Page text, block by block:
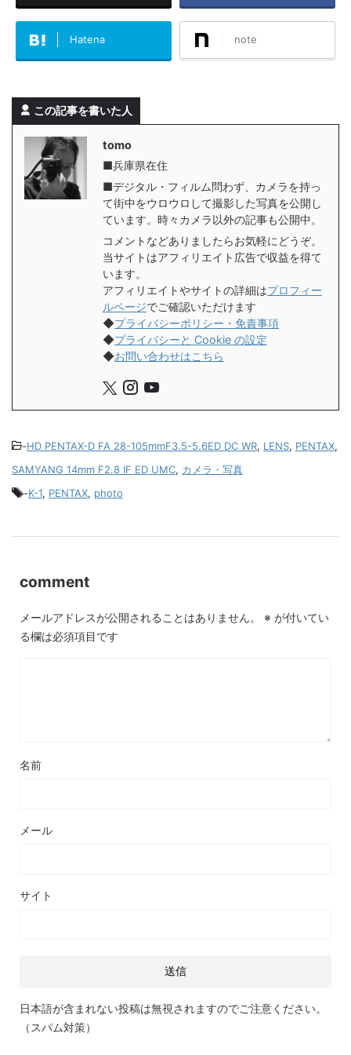
Hatena note
この記事を書いた人
tomo
■兵庫県在住
■デジタル・フィルム問わず、カメラを持っ
て街中をウロウロして撮影した写真を公開し
ています。時々カメラ以外の記事も公開中。
コメントなどありましたらお気軽にどうぞ。
当サイトはアフィリエイト広告で収益を得て
います。
アフィリエイトやサイトの詳細はプロフィー
ルページでご確認いただけます
◆プライバシーポリシー・免責事項
◆プライバシーと Cookie の設定
◆お問い合わせはこちら
-HD PENTAX-D FA 28-105mmF3.5-5.6ED DC WR, LENS, PENTAX,
SAMYANG 14mm F2.8 IF ED UMC, カメラ・写真
-K-1, PENTAX, photo
comment
メールアドレスが公開されることはありません。 ※ が付いてい
る欄は必須項目です
名前
メール
サイト
日本語が含まれない投稿は無視されますのでご注意ください。
（スパム対策）